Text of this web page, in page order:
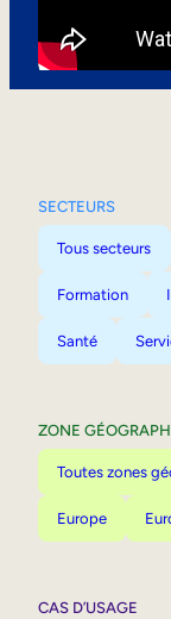
SECTEURS
Tous secteurs
Formation
Santé
ZONE
Toutes zones
Europe
CAS D’USAGE